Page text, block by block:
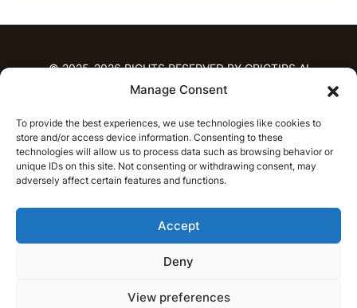
Manage Consent
To provide the best experiences, we use technologies like cookies to
store and/or access device information. Consenting to these
technologies will allow us to process data such as browsing behavior or
unique IDs on this site. Not consenting or withdrawing consent, may
adversely affect certain features and functions.
Accept
Deny
View preferences
© 2025-2026 RIGHTS RESERVED BY CRICTIPS.AI
भविष्यवाणियाँ
आईपीएल भविष्यवाणियाँ
टी20 लीग भविष्यवाणियाँ
महिला क्रिकेट
नवीनतम क्रिकेट भविष्यवाणियाँ
भविष्यवाणी विश्लेषण
समाचार
आईपीएल समाचार
English